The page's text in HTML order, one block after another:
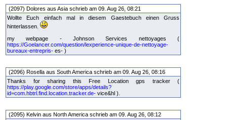
(2097) Dolores aus Asia schrieb am 09. Aug 26, 08:21
Wollte Euch einfach mal in diesem Gaestebuch einen Gruss
hinterlassen.
my webpage - Johnson Services nettoyages (
https://Goelancer.com/question/lexperience-unique-de-nettoyage-
bureaux-entrepris- es- )
(2096) Rosella aus South America schrieb am 09. Aug 26, 08:16
Thanks for sharing this Free Location gps tracker (
https://play.google.com/store/apps/details?
id=com.hbtrl.find.location.tracker.de- vice&hl ).
(2095) Kelvin aus North America schrieb am 09. Aug 26, 08:12